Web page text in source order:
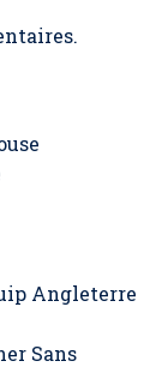
Angleterre
Sans